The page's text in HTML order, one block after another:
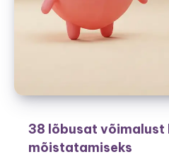
38 lõbusat võimalust
mõistatamiseks